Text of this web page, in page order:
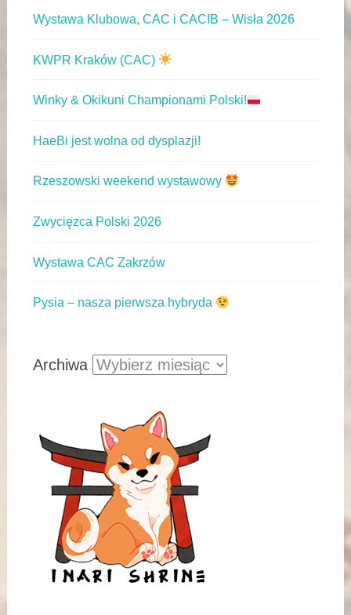
Wystawa Klubowa, CAC i CACIB – Wisła 2026
KWPR Kraków (CAC)
Winky & Okikuni Championami Polski!
HaeBi jest wolna od dysplazji!
Rzeszowski weekend wystawowy
Zwycięzca Polski 2026
Wystawa CAC Zakrzów
Pysia – nasza pierwsza hybryda
Archiwa